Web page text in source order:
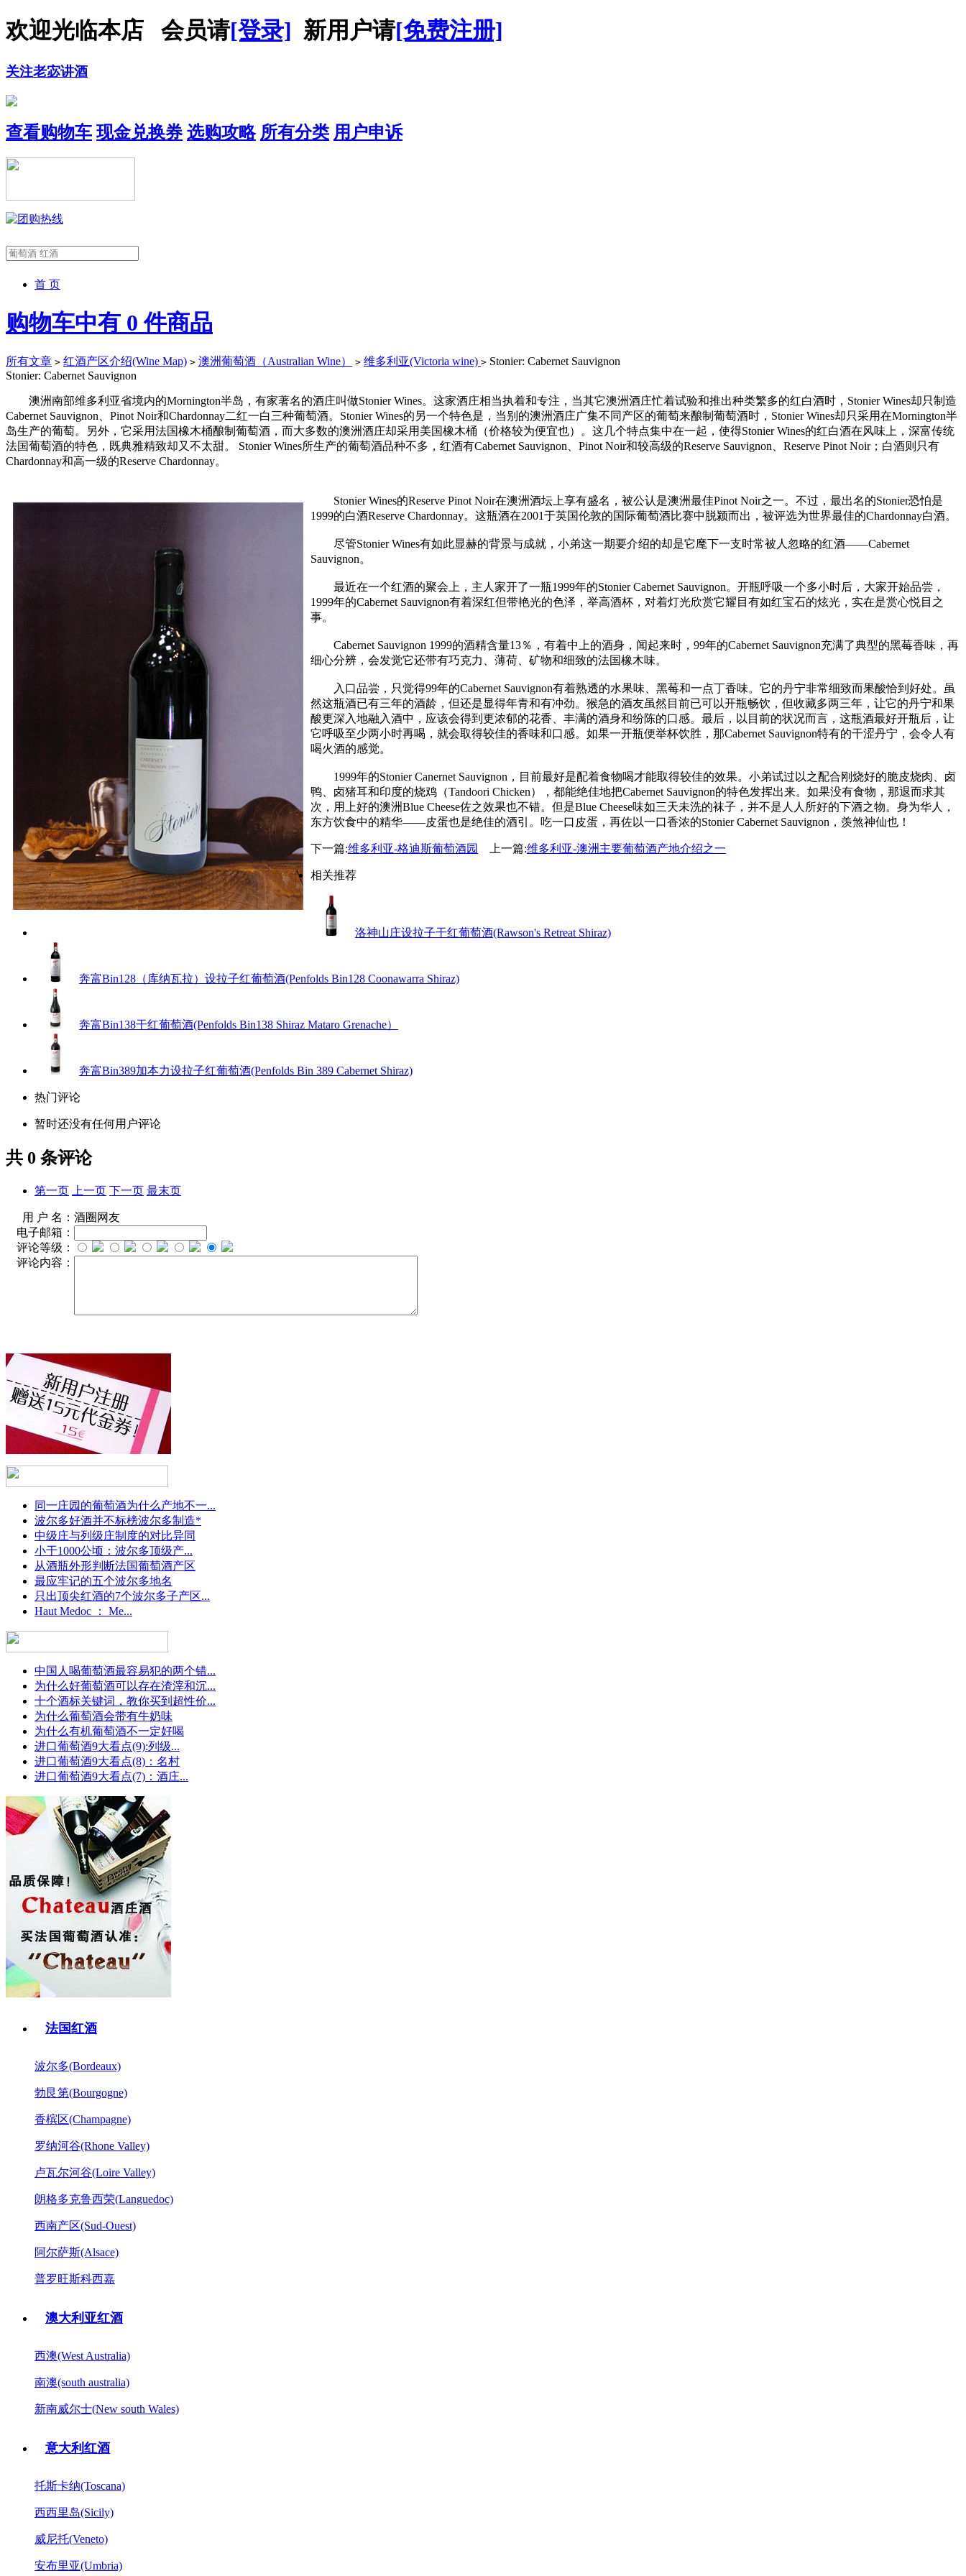
欢迎光临本店 会员请[登录] 新用户请[免费注册]
关注老宓讲酒
查看购物车 现金兑换券 选购攻略 所有分类 用户申诉
首 页
购物车中有 0 件商品
所有文章 > 红酒产区介绍(Wine Map) > 澳洲葡萄酒（Australian Wine） > 维多利亚(Victoria wine) > Stonier: Cabernet Sauvignon
Stonier: Cabernet Sauvignon
澳洲南部维多利亚省境内的Mornington半岛，有家著名的酒庄叫做Stonier Wines。这家酒庄相当执着和专注，当其它澳洲酒庄忙着试验和推出种类繁多的红白酒时，Stonier Wines却只制造
Cabernet Sauvignon、Pinot Noir和Chardonnay二红一白三种葡萄酒。Stonier Wines的另一个特色是，当别的澳洲酒庄广集不同产区的葡萄来酿制葡萄酒时，Stonier Wines却只采用在Mornington半
岛生产的葡萄。另外，它采用法国橡木桶酿制葡萄酒，而大多数的澳洲酒庄却采用美国橡木桶（价格较为便宜也）。这几个特点集中在一起，使得Stonier Wines的红白酒在风味上，深富传统
法国葡萄酒的特色，既典雅精致却又不太甜。 Stonier Wines所生产的葡萄酒品种不多，红酒有Cabernet Sauvignon、Pinot Noir和较高级的Reserve Sauvignon、Reserve Pinot Noir；白酒则只有
Chardonnay和高一级的Reserve Chardonnay。
Stonier Wines的Reserve Pinot Noir在澳洲酒坛上享有盛名，被公认是澳洲最佳Pinot Noir之一。不过，最出名的Stonier恐怕是
1999的白酒Reserve Chardonnay。这瓶酒在2001于英国伦敦的国际葡萄酒比赛中脱颍而出，被评选为世界最佳的Chardonnay白酒。
尽管Stonier Wines有如此显赫的背景与成就，小弟这一期要介绍的却是它麾下一支时常被人忽略的红酒——Cabernet
Sauvignon。
最近在一个红酒的聚会上，主人家开了一瓶1999年的Stonier Cabernet Sauvignon。开瓶呼吸一个多小时后，大家开始品尝，
1999年的Cabernet Sauvignon有着深红但带艳光的色泽，举高酒杯，对着灯光欣赏它耀目有如红宝石的炫光，实在是赏心悦目之
事。
Cabernet Sauvignon 1999的酒精含量13％，有着中上的酒身，闻起来时，99年的Cabernet Sauvignon充满了典型的黑莓香味，再
细心分辨，会发觉它还带有巧克力、薄荷、矿物和细致的法国橡木味。
入口品尝，只觉得99年的Cabernet Sauvignon有着熟透的水果味、黑莓和一点丁香味。它的丹宁非常细致而果酸恰到好处。虽
然这瓶酒已有三年的酒龄，但还是显得年青和有冲劲。猴急的酒友虽然目前已可以开瓶畅饮，但收藏多两三年，让它的丹宁和果
酸更深入地融入酒中，应该会得到更浓郁的花香、丰满的酒身和纷陈的口感。最后，以目前的状况而言，这瓶酒最好开瓶后，让
它呼吸至少两小时再喝，就会取得较佳的香味和口感。如果一开瓶便举杯饮胜，那Cabernet Sauvignon特有的干涩丹宁，会令人有
喝火酒的感觉。
1999年的Stonier Canernet Sauvignon，目前最好是配着食物喝才能取得较佳的效果。小弟试过以之配合刚烧好的脆皮烧肉、卤
鸭、卤猪耳和印度的烧鸡（Tandoori Chicken），都能绝佳地把Cabernet Sauvignon的特色发挥出来。如果没有食物，那退而求其
次，用上好的澳洲Blue Cheese佐之效果也不错。但是Blue Cheese味如三天未洗的袜子，并不是人人所好的下酒之物。身为华人，
东方饮食中的精华——皮蛋也是绝佳的酒引。吃一口皮蛋，再佐以一口香浓的Stonier Cabernet Sauvignon，羡煞神仙也！
下一篇:维多利亚-格迪斯葡萄酒园 上一篇:维多利亚-澳洲主要葡萄酒产地介绍之一
相关推荐
洛神山庄设拉子干红葡萄酒(Rawson's Retreat Shiraz)
奔富Bin128（库纳瓦拉）设拉子红葡萄酒(Penfolds Bin128 Coonawarra Shiraz)
奔富Bin138干红葡萄酒(Penfolds Bin138 Shiraz Mataro Grenache）
奔富Bin389加本力设拉子红葡萄酒(Penfolds Bin 389 Cabernet Shiraz)
热门评论
暂时还没有任何用户评论
共 0 条评论
第一页 上一页 下一页 最末页
用 户 名： 酒圈网友
电子邮箱：
评论等级：
评论内容：
同一庄园的葡萄酒为什么产地不一...
波尔多好酒并不标榜波尔多制造*
中级庄与列级庄制度的对比异同
小于1000公顷：波尔多顶级产...
从酒瓶外形判断法国葡萄酒产区
最应牢记的五个波尔多地名
只出顶尖红酒的7个波尔多子产区...
Haut Medoc ： Me...
中国人喝葡萄酒最容易犯的两个错...
为什么好葡萄酒可以存在渣滓和沉...
十个酒标关键词，教你买到超性价...
为什么葡萄酒会带有牛奶味
为什么有机葡萄酒不一定好喝
进口葡萄酒9大看点(9):列级...
进口葡萄酒9大看点(8)：名村
进口葡萄酒9大看点(7)：酒庄...
法国红酒
波尔多(Bordeaux)
勃艮第(Bourgogne)
香槟区(Champagne)
罗纳河谷(Rhone Valley)
卢瓦尔河谷(Loire Valley)
朗格多克鲁西荣(Languedoc)
西南产区(Sud-Ouest)
阿尔萨斯(Alsace)
普罗旺斯科西嘉
澳大利亚红酒
西澳(West Australia)
南澳(south australia)
新南威尔士(New south Wales)
意大利红酒
托斯卡纳(Toscana)
西西里岛(Sicily)
威尼托(Veneto)
安布里亚(Umbria)